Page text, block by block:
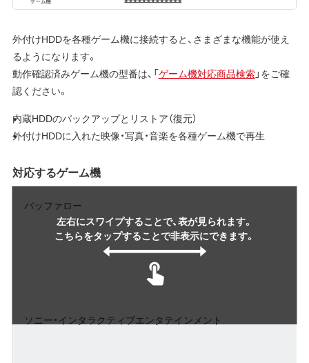
外付けHDDを各種ゲーム機に接続すると、さまざまな機能が使え
るようになります。
動作確認済みゲーム機の型番は、「ゲーム機対応商品検索」をご確
認ください。
内蔵HDDのバックアップとリストア（復元）
外付けHDDに入れた映像・写真・音楽を各種ゲーム機で再生
対応するゲーム機
左右にスワイプすることで、表が見られます。
こちらをタップすることで非表示にできます。
バッファロー
ソニー・インタラクティブエンタテインメント